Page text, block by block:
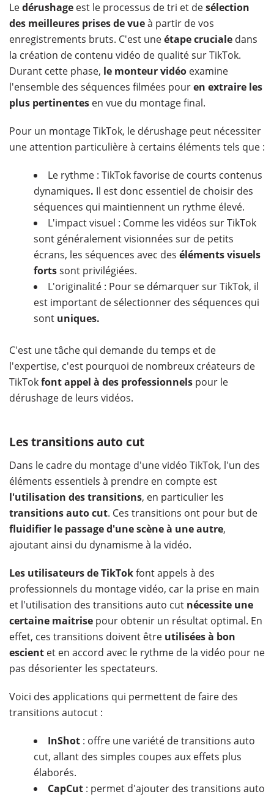
Ledérushage est le processus de tri et desélection
des meilleures prises de vueà partir de vos
enregistrements bruts. C'est uneétape cruciale dans
la création de contenu vidéo de qualité sur TikTok.
Durant cette phase, le monteur vidéo examine
l'ensemble des séquences filmées pouren extraire les
plus pertinentes en vue du montage final.
Pour un montage TikTok, le dérushage peut nécessiter
une attention particulière à certains éléments tels que :
Le rythme : TikTok favorise de courts contenus
dynamiques. Il est donc essentiel de choisir des
séquences qui maintiennent un rythme élevé.
L'impact visuel : Comme les vidéos sur TikTok
sont généralement visionnées sur de petits
écrans, les séquences avec des éléments visuels
fortssont privilégiées.
L'originalité : Pour se démarquer sur TikTok, il
est important de sélectionner des séquences qui
sont uniques.
C'est une tâche qui demande du temps et de
l'expertise, c'est pourquoi de nombreux créateurs de
TikTokfont appel à des professionnels pour le
dérushage de leurs vidéos.
Les transitions auto cut
Dans le cadre du montage d'une vidéo TikTok, l'un des
éléments essentiels à prendre en compte est
l'utilisation des transitions, en particulier les
transitions auto cut. Ces transitions ont pour but de
fluidifier le passage d'une scène à une autre,
ajoutant ainsi du dynamisme à la vidéo.
Les utilisateurs de TikTokfont appels à des
professionnels du montage vidéo, car la prise en main
et l'utilisation des transitions auto cut nécessite une
certaine maitrise pour obtenir un résultat optimal. En
effet, ces transitions doivent être utilisées à bon
escient et en accord avec le rythme de la vidéo pour ne
pas désorienter les spectateurs.
Voici des applications qui permettent de faire des
transitions autocut :
InShot : offre une variété de transitions auto
cut, allant des simples coupes aux effets plus
élaborés.
CapCut : permet d'ajouter des transitions auto